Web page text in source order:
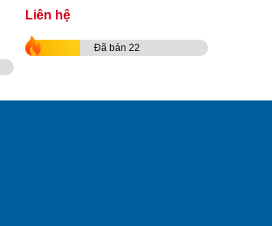
Liên hệ
Đã bán 22